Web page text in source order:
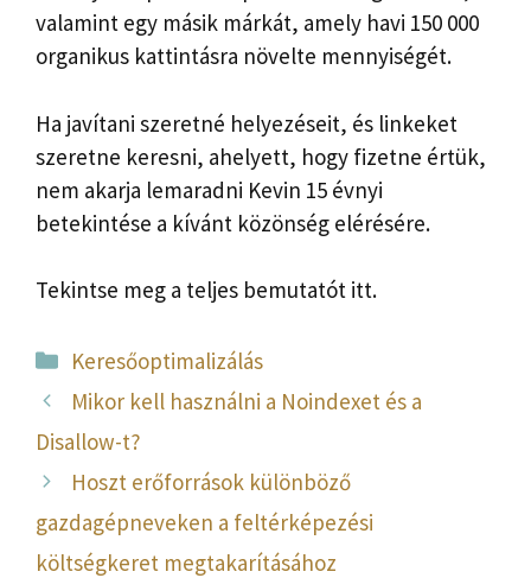
valamint egy másik márkát, amely havi 150 000
organikus kattintásra növelte mennyiségét.
Ha javítani szeretné helyezéseit, és linkeket
szeretne keresni, ahelyett, hogy fizetne értük,
nem akarja lemaradni Kevin 15 évnyi
betekintése a kívánt közönség elérésére.
Tekintse meg a teljes bemutatót itt.
Kategória
Keresőoptimalizálás
Mikor kell használni a Noindexet és a
Disallow-t?
Hoszt erőforrások különböző
gazdagépneveken a feltérképezési
költségkeret megtakarításához